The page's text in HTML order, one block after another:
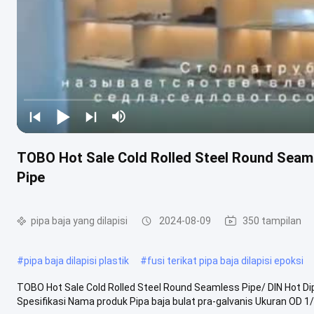
TOBO Hot Sale Cold Rolled Steel Round
Pipe
pipa baja yang dilapisi 2024-08-09 350 tampilan
#pipa baja dilapisi plastik #fusi terikat pipa baja dilapisi epoksi
TOBO Hot Sale Cold Rolled Steel Round Seamless Pipe/ DIN Hot
Spesifikasi Nama produk Pipa baja bulat pra-galvanis Ukuran OD 1/2